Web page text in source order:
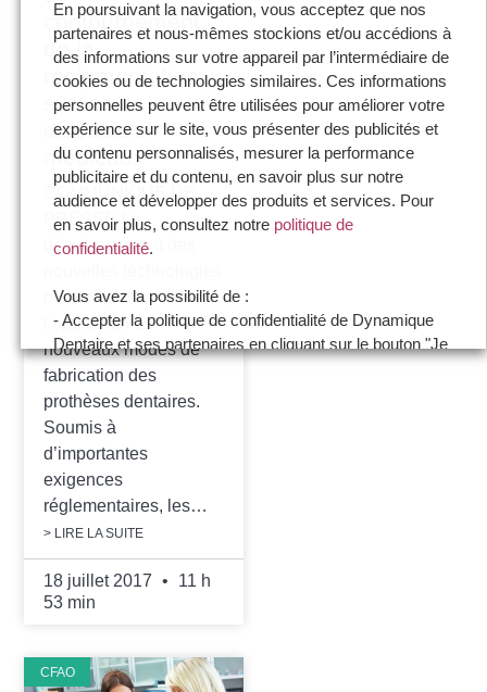
contournement
de la
réglementation
sur les
dispositifs
médicaux
COMMUNIQUE DE
PRESSE Le
développement des
numériques entraîne
l’apparition de
nouveaux modes de
fabrication des
prothèses dentaires.
Soumis à
d’importantes
exigences
réglementaires, les…
> LIRE LA SUITE
18 juillet 2017
11 h
53 min
CFAO
En poursuivant la navigation, vous acceptez que nos
partenaires et nous-mêmes stockions et/ou accédions à
des informations sur votre appareil par l’intermédiaire de
cookies ou de technologies similaires. Ces informations
personnelles peuvent être utilisées pour améliorer votre
expérience sur le site, vous présenter des publicités et
du contenu personnalisés, mesurer la performance
publicitaire et du contenu, en savoir plus sur notre
audience et développer des produits et services. Pour
en savoir plus, consultez notre politique de
confidentialité.
Vous avez la possibilité de :
- Accepter la politique de confidentialité de Dynamique
Dentaire et ses partenaires en cliquant sur le bouton "Je
certifie être un professionnel de santé et accepte la
politique de confidentialité"
- Paramétrer vos choix pour accepter les cookies ou
préférences"
Je certifie être un professionnel de santé et je